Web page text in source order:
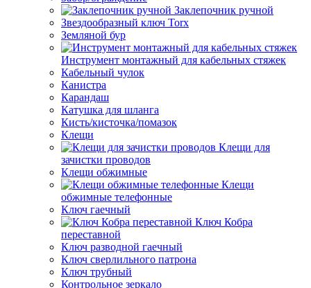
Заклепочник ручной
Звездообразный ключ Torx
Земляной бур
Инструмент монтажный для кабельных стяжек
Кабельный чулок
Канистра
Карандаш
Катушка для шланга
Кисть/кисточка/помазок
Клещи
Клещи для
зачистки проводов
Клещи обжимные
Клещи
обжимные телефонные
Ключ гаечный
Ключ Кобра
переставной
Ключ разводной гаечный
Ключ сверлильного патрона
Ключ трубный
Контрольное зеркало